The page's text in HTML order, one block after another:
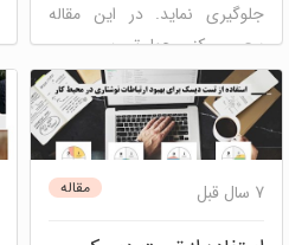
جلوگیری نماید. در این مقاله
سعی می‌کنیم چهار تیپ ...
دیسک شخصیت شناسی
مدیریت عملکرد مصاحبه و
مدیریت استعداد
منابع انسانی
پنل ارزیابیمقاله 7 سال قبل